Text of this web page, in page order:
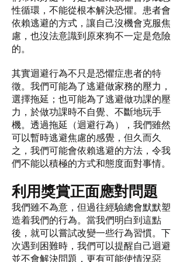
性循環，不能從根本解決恐懼。患者會
依賴逃避的方式，讓自己沒機會克服焦
慮，也沒法意識到原來狗不一定是危險
的。
其實迴避行為不只是恐懼症患者的特
徵。我們可能為了逃避做家務的壓力，
選擇拖延；也可能為了逃避做功課的壓
力，於做功課時不自覺、不斷地玩手
機。透過拖延（迴避行為），我們雖然
可以暫時逃避焦慮的感覺，但久而久
之，我們可能會依賴逃避的方法，令我
們不能以積極的方式和態度面對事情。
利用獎賞正面應對問題
我們雖不為意，但過往經驗總會默默塑
造着我們的行為。當我們明白到這點
後，就可以嘗試改變一些行為習慣。下
次遇到困難時，我們可以提醒自己迴避
並不會解決問題，更有可能使情況惡